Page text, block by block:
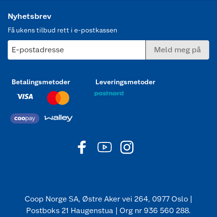
Nyhetsbrev
Få ukens tilbud rett i e-postkassen
E-postadresse Meld meg på
Betalingsmetoder Leveringsmetoder
Coop Norge SA, Østre Aker vei 264, 0977 Oslo |
Postboks 21 Haugenstua | Org nr 936 560 288.